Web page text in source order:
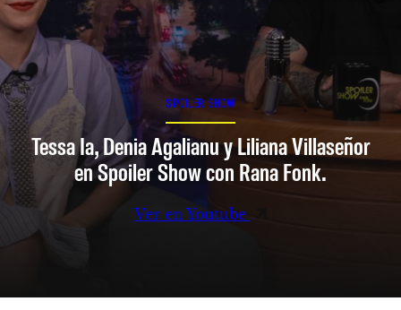
SPOILER SHOW
Tessa Ia, Denia Agalianu y Liliana Villaseñor
en Spoiler Show con Rana Fonk.
Ver en Youtube